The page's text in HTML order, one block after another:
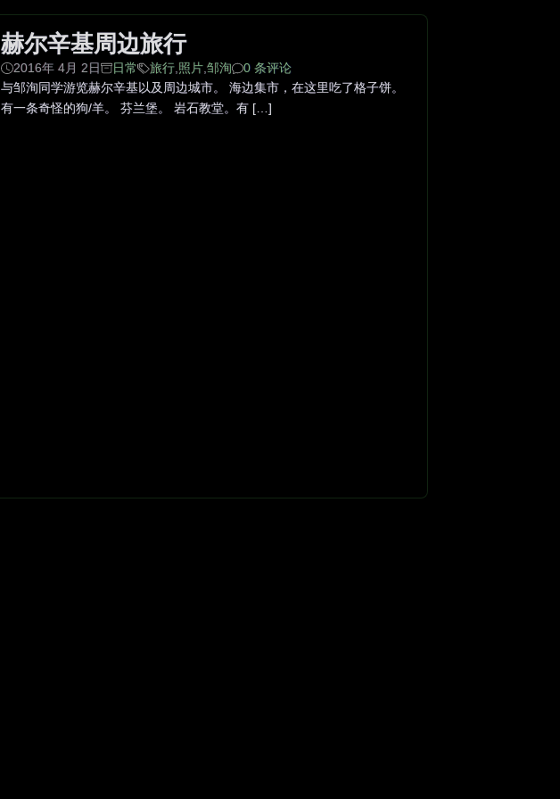
赫尔辛基周边旅行
2016年 4月 2日 日常 旅行,照片,邹洵 0 条评论
与邹洵同学游览赫尔辛基以及周边城市。 海边集市，在这里吃了格子饼。
有一条奇怪的狗/羊。 芬兰堡。 岩石教堂。有 […]